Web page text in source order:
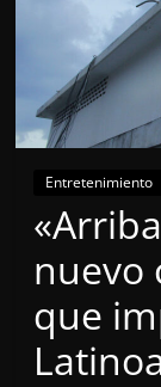
Entretenimiento
nuevo
que